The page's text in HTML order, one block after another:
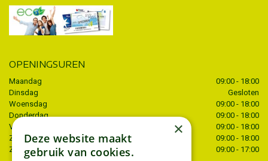
OPENINGSUREN
Maandag
09:00 - 18:00
Dinsdag
Gesloten
Woensdag
09:00 - 18:00
Donderdag
09:00 - 18:00
Vrijdag
09:00 - 18:00
Zaterdag
09:00 - 18:00
Zondag
09:00 - 17:00
×
Deze website maakt
gebruik van cookies.